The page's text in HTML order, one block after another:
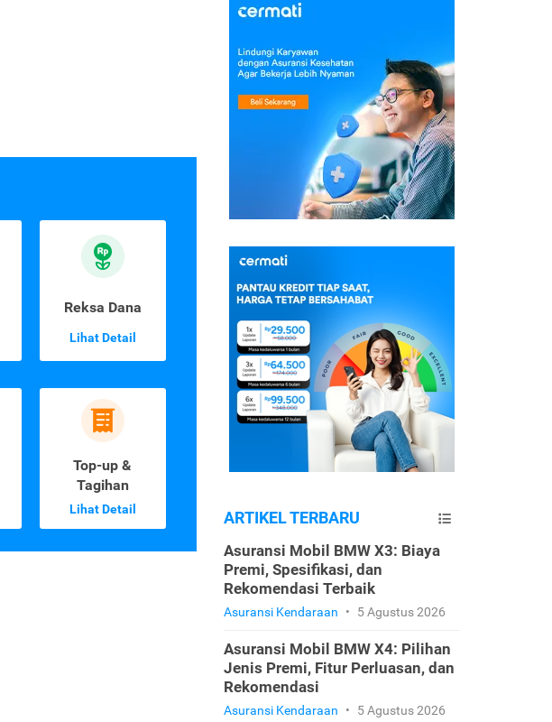
Reksa Dana
Lihat Detail
Top-up &
Tagihan
Lihat Detail ARTIKEL TERBARU
Asuransi Mobil BMW X3: Biaya
Premi, Spesifikasi, dan
Rekomendasi Terbaik
Asuransi Kendaraan • 5 Agustus 2026
Asuransi Mobil BMW X4: Pilihan
Jenis Premi, Fitur Perluasan, dan
Rekomendasi
Asuransi Kendaraan • 5 Agustus 2026